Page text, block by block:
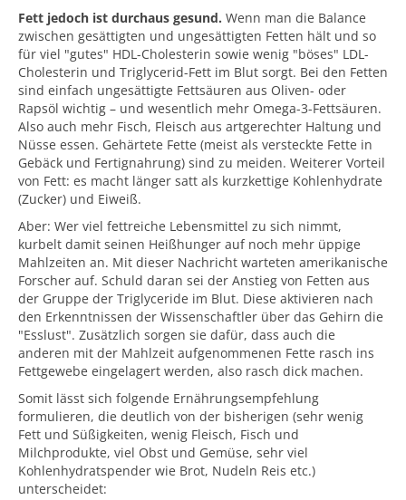
Fett jedoch ist durchaus gesund. Wenn man die Balance
zwischen gesättigten und ungesättigten Fetten hält und so
für viel "gutes" HDL-Cholesterin sowie wenig "böses" LDL-
Cholesterin und Triglycerid-Fett im Blut sorgt. Bei den Fetten
sind einfach ungesättigte Fettsäuren aus Oliven- oder
Rapsöl wichtig – und wesentlich mehr Omega-3-Fettsäuren.
Also auch mehr Fisch, Fleisch aus artgerechter Haltung und
Nüsse essen. Gehärtete Fette (meist als versteckte Fette in
Gebäck und Fertignahrung) sind zu meiden. Weiterer Vorteil
von Fett: es macht länger satt als kurzkettige Kohlenhydrate
(Zucker) und Eiweiß.
Aber: Wer viel fettreiche Lebensmittel zu sich nimmt,
kurbelt damit seinen Heißhunger auf noch mehr üppige
Mahlzeiten an. Mit dieser Nachricht warteten amerikanische
Forscher auf. Schuld daran sei der Anstieg von Fetten aus
der Gruppe der Triglyceride im Blut. Diese aktivieren nach
den Erkenntnissen der Wissenschaftler über das Gehirn die
"Esslust". Zusätzlich sorgen sie dafür, dass auch die
anderen mit der Mahlzeit aufgenommenen Fette rasch ins
Fettgewebe eingelagert werden, also rasch dick machen.
Somit lässt sich folgende Ernährungsempfehlung
formulieren, die deutlich von der bisherigen (sehr wenig
Fett und Süßigkeiten, wenig Fleisch, Fisch und
Milchprodukte, viel Obst und Gemüse, sehr viel
Kohlenhydratspender wie Brot, Nudeln Reis etc.)
unterscheidet: